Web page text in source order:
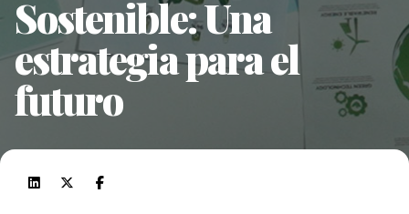
Sostenible: Una
estrategia para el
futuro